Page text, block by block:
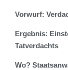
Vorwurf:
Ergebnis:
Tatverdachts
Wo?